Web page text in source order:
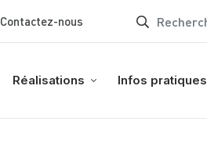
Contactez-nous
Réalisations Infos pratiques